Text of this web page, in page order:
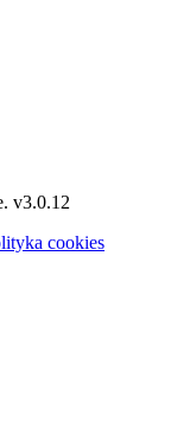
v3.0.12
cookies